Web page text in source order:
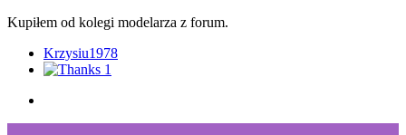
Kupiłem od kolegi modelarza z forum.
Krzysiu1978
1